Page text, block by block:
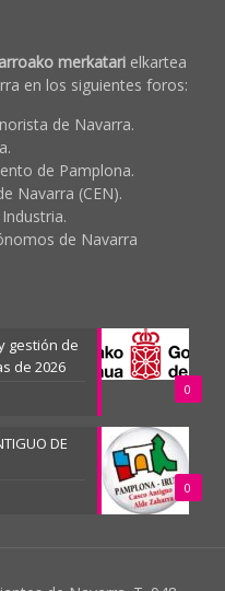
merkatarielkartea
en los siguientes foros:
de Navarra.
de Pamplona.
Navarra (CEN).
de Navarra
0
gestión de
de 2026
0
DE